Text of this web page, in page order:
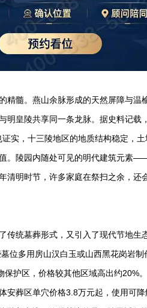
精髓。燕山余脉形成的天然屏障与温
明皇陵共享同一条龙脉。据史料记载
实，十三陵地区的地质结构稳定，土
。陵园内随处可见的明代建筑元素
清明时节，许多家庭在祭扫之余，
统墓葬形式，又引入了现代节地生
位多用房山汉白玉或山西黑花岗岩
护区，价格较其他区域高出约20%。
安葬区单穴价格3.8万元起，使用可